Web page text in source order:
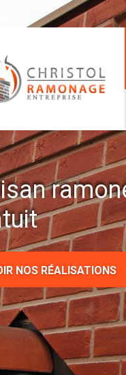
NOS RÉALISATIONS